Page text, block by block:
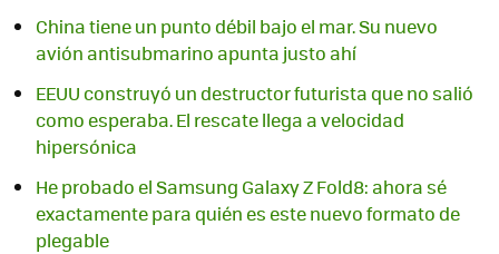
China tiene un punto débil bajo el mar. Su nuevo
avión antisubmarino apunta justo ahí
EEUU construyó un destructor futurista que no salió
como esperaba. El rescate llega a velocidad
hipersónica
He probado el Samsung Galaxy Z Fold8: ahora sé
exactamente para quién es este nuevo formato de
plegable